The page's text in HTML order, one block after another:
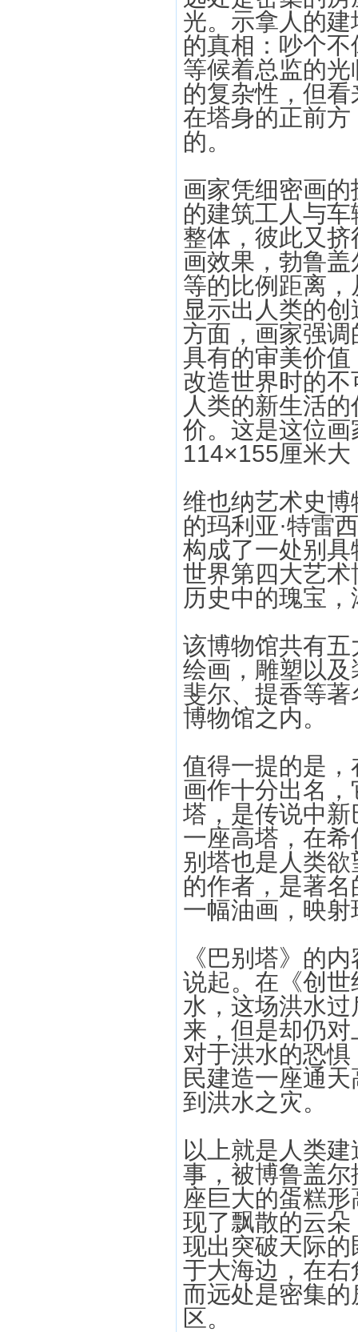
光。示拿人的
的真相：吵个
等候着总监的
的复杂性，但
在塔身的正前方
的。
画家凭细密画
的建筑工人与
整体，彼此又
画效果，勃鲁
等的比例距离，
显示出人类的
方面，画家强
具有的审美价值
改造世界时的
人类的新生活
价。这是这位
114×155厘米
维也纳艺术史
的玛利亚·特雷
构成了一处别
世界第四大艺
历史中的瑰宝
该博物馆共有
绘画，雕塑以
斐尔、提香等
博物馆之内。
值得一提的是
画作十分出名
塔，是传说中
一座高塔，在希
别塔也是人类
的作者，是著
一幅油画，映
《巴别塔》的
说起。在《创
水，这场洪水
来，但是却仍
对于洪水的恐
民建造一座通
到洪水之灾。
以上就是人类
事，被博鲁盖
座巨大的蛋糕
现了飘散的云
现出突破天际
于大海边，在
而远处是密集
区。